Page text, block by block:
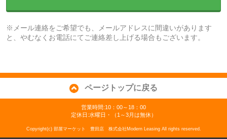
※メール連絡をご希望でも、メールアドレスに間違いがあります
と、やむなくお電話にてご連絡差し上げる場合もございます。
ページトップに戻る
営業時間:10：00～18：00
定休日:水曜日・（1～3月は無休）
Copyright(c) 部屋マーケット 豊田店 株式会社Modern Leasing All rights reserved.